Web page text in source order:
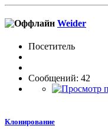
Weider
Посетитель
Сообщений: 42
Клонирование